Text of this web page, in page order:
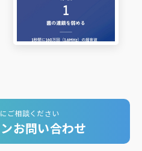
ご相談ください
お問い合わせ